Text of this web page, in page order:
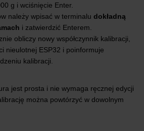
g i wciśnięcie Enter.
należy wpisać w terminalu dokładną
i zatwierdzić Enterem.
obliczy nowy współczynnik kalibracji,
nieulotnej ESP32 i poinformuje
kalibracji.
jest prosta i nie wymaga ręcznej edycji
można powtórzyć w dowolnym